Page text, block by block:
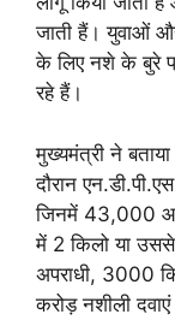
जाती हैं। युवाओं
के लिए नशे के बुरे
रहे हैं।
मुख्यमंत्री ने
दौरान
जिनमें 43,000
में 2 किलो या
अपराधी, 3000
करोड़ नशीली